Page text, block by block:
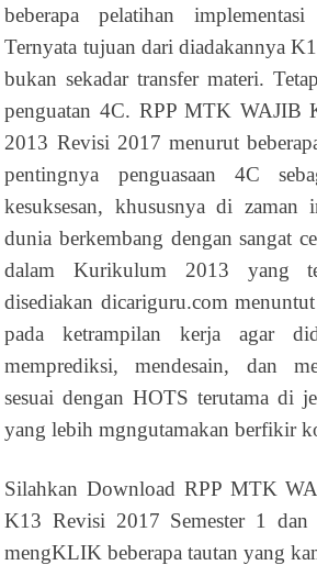
beberapa pelatihan
Ternyata tujuan dari diadakannya
bukan sekadar transfer materi.
penguatan 4C. RPP MTK WAJIB
2013 Revisi 2017 menurut
pentingnya penguasaan 4C
kesuksesan, khususnya di
dunia berkembang dengan sangat
dalam Kurikulum 2013 yang
disediakan dicariguru.com
pada ketrampilan kerja agar
memprediksi, mendesain, dan
sesuai dengan HOTS terutama di
yang lebih mgngutamakan berfikir
Silahkan Download RPP MTK
K13 Revisi 2017 Semester 1 dan
mengKLIK beberapa tautan yang